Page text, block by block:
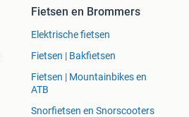
Fietsen en Brommers
Elektrische fietsen
Fietsen | Bakfietsen
Fietsen | Mountainbikes en
ATB
Snorfietsen en Snorscooters